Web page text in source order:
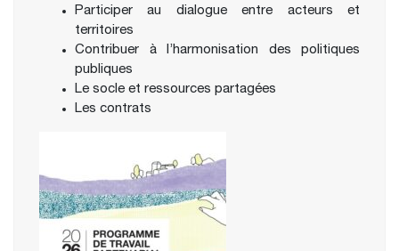
Participer au dialogue entre acteurs et
territoires
Contribuer à l’harmonisation des politiques
publiques
Le socle et ressources partagées
Les contrats